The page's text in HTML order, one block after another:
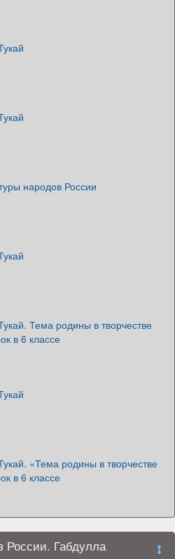
народов России
Тема родины в творчестве
в 6 классе
«Тема родины в творчестве
в 6 классе
России. Габдулла